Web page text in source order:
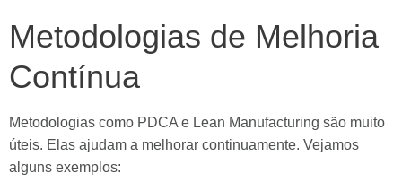
Metodologias de Melhoria
Contínua
Metodologias como PDCA e Lean Manufacturing são muito
úteis. Elas ajudam a melhorar continuamente. Vejamos
alguns exemplos: